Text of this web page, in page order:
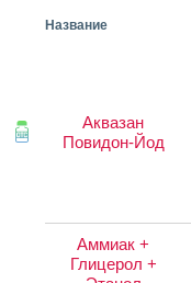
Название
Аквазан
Повидон-Йод
Аммиак +
Глицерол +